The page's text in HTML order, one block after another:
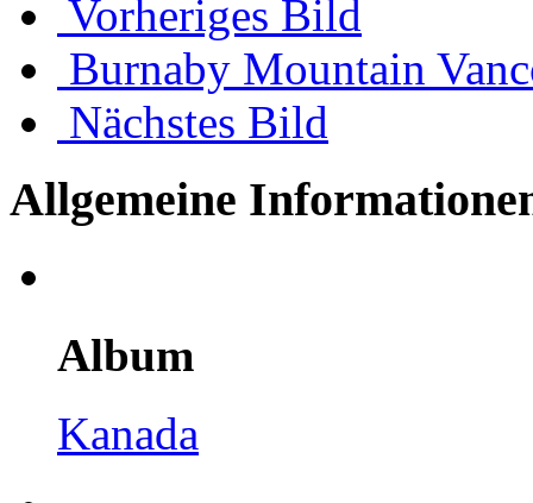
Vorheriges Bild
Burnaby Mountain
Nächstes Bild
Allgemeine
Album
Kanada